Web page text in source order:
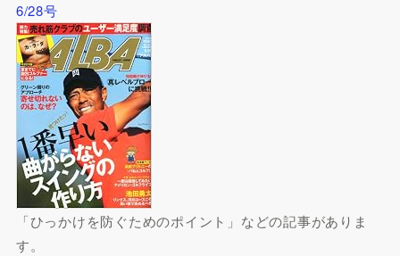
6/28号
「ひっかけを防ぐためのポイント」などの記事がありま
す。